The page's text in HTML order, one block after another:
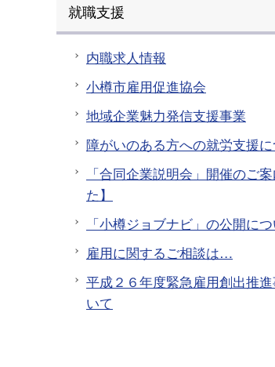
就職支援
内職求人情報
小樽市雇用促進協会
地域企業魅力発信支援事業
障がいのある方への就労支援
「合同企業説明会」開催のご
た】
「小樽ジョブナビ」の公開に
雇用に関するご相談は…
平成２６年度緊急雇用創出推
いて